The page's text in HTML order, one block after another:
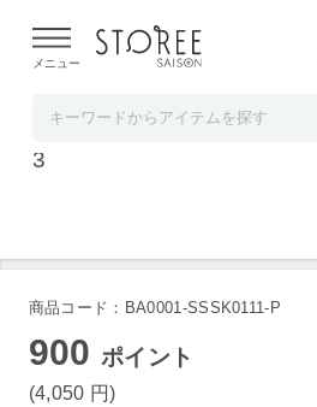
よる配送遅延が発生しております。
メニュー
宮城 木の屋石巻水産 鯨ベ
3
商品コード：BA0001-SSSK0111-P
900ポイント
(4,050 円)